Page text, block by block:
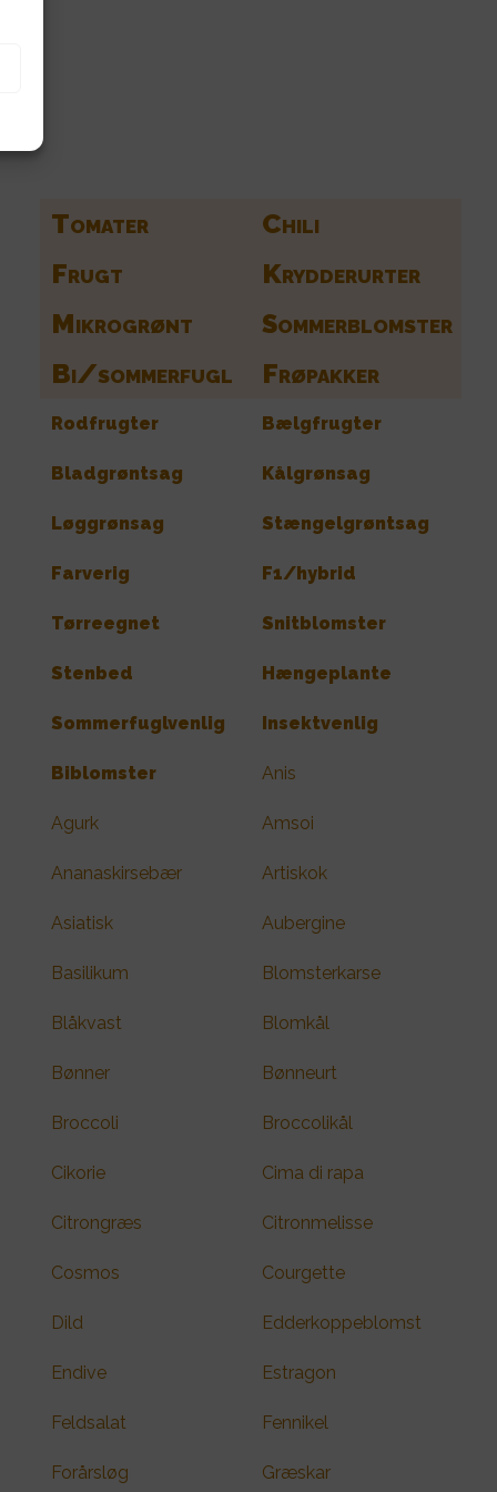
Tomater
Chili
Frugt
Krydderurter
Mikrogrønt
Sommerblomster
Bi/sommerfugl
Frøpakker
Rodfrugter Bælgfrugter
Bladgrøntsag Kålgrønsag
Løggrønsag Stængelgrøntsag
Farverig F1/hybrid
Tørreegnet Snitblomster
Stenbed Hængeplante
Sommerfuglvenlig Insektvenlig
Biblomster Anis
Agurk Amsoi
Ananaskirsebær Artiskok
Asiatisk Aubergine
Basilikum Blomsterkarse
Blåkvast Blomkål
Bønner Bønneurt
Broccoli Broccolikål
Cikorie Cima di rapa
Citrongræs Citronmelisse
Cosmos Courgette
Dild Edderkoppeblomst
Endive Estragon
Feldsalat Fennikel
Forårsløg Græskar